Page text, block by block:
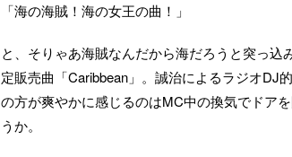
「海の海賊！海の女王の曲！」
と、そりゃあ海賊なんだから海だろうと突っ
定販売曲「Caribbean」。誠治によるラジオDJ
の方が爽やかに感じるのはMC中の換気でドア
うか。